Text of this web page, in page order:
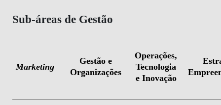
Sub-áreas de Gestão
Marketing
Gestão e
Organizações
Operações,
Tecnologia
e Inovação